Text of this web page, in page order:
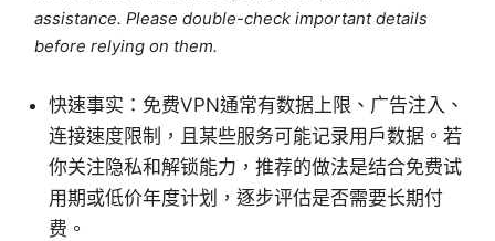
assistance. Please double-check important details
before relying on them.
快速事实：免费VPN通常有数据上限、广告注入、
连接速度限制，且某些服务可能记录用户数据。若
你关注隐私和解锁能力，推荐的做法是结合免费试
用期或低价年度计划，逐步评估是否需要长期付
费。